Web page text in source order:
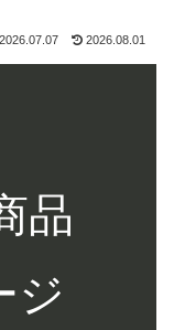
2026.07.07 2026.08.01
品
ジ